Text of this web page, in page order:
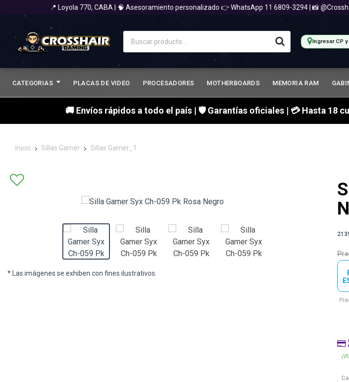
📍 Loyola 770, CABA | 🧠 Asesoramiento personalizado 👉 WhatsApp 11 6809-3294 | 📸
Ingresar CP
CATEGORIAS PLACAS DE VIDEO PROCESADORES MOTHERBOARDS MEMORIA RAM
🚚 Envíos rápidos a todo el país | 🛡 Garantías oficiales | 💳 Hasta 18
Inicio Sillas Gamer Sillas Gamer_1
* Las imágenes se exhiben con fines ilustrativos.